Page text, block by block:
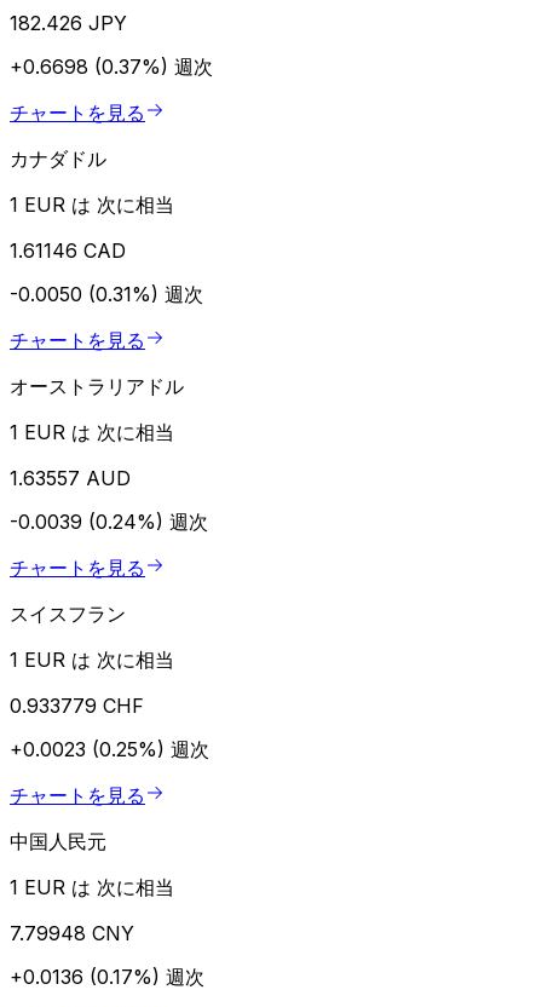
182.426 JPY
+0.6698 (0.37%) 週次
チャートを見る
カナダドル
1 EUR は 次に相当
1.61146 CAD
-0.0050 (0.31%) 週次
チャートを見る
オーストラリアドル
1 EUR は 次に相当
1.63557 AUD
-0.0039 (0.24%) 週次
チャートを見る
スイスフラン
1 EUR は 次に相当
0.933779 CHF
+0.0023 (0.25%) 週次
チャートを見る
中国人民元
1 EUR は 次に相当
7.79948 CNY
+0.0136 (0.17%) 週次